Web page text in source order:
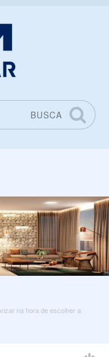
BUSCA
na hora de escolher a